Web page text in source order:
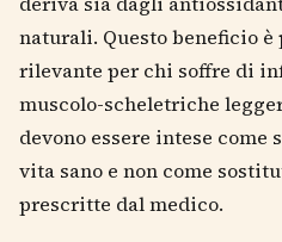
naturali. Questo beneficio
rilevante per chi soffre di
muscolo-scheletriche
devono essere intese come
vita sano e non come
prescritte dal medico.